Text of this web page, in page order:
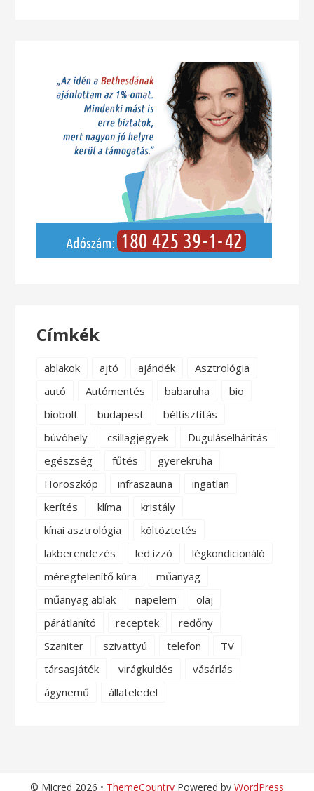
Címkék
ablakok ajtó ajándék
Asztrológia
autó
Autómentés babaruha
bio
biobolt
budapest
béltisztítás
búvóhely
csillagjegyek
Duguláselhárítás
egészség
fűtés
gyerekruha
Horoszkóp
infraszauna
ingatlan
kerítés
klíma
kristály
kínai asztrológia
költöztetés
lakberendezés
led izzó
légkondicionáló
méregtelenítő kúra
műanyag
műanyag ablak
napelem
olaj
párátlanító
receptek
redőny
Szaniter
szivattyú telefon
TV
társasjáték
virágküldés
vásárlás
ágynemű
állateledel
© Micred 2026 • ThemeCountry Powered by WordPress